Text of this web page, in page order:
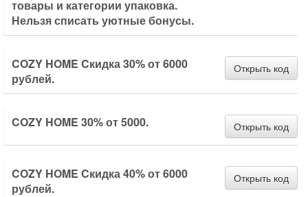
товары и категории упаковка.
Нельзя списать уютные бонусы.
COZY HOME Cкидка 30% от 6000
рублей.
Открыть код
COZY HOME 30% от 5000. Открыть код
COZY HOME Cкидка 40% от 6000
рублей.
Открыть код